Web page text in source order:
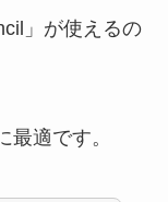
」が使えるの
適です。